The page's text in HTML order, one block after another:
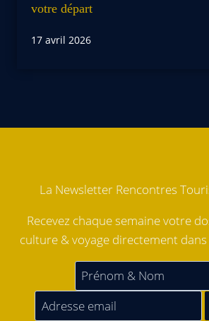
votre départ
17 avril 2026
La Newsletter Rencontres
Recevez chaque semaine votre
culture & voyage directement